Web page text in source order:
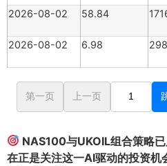
2026-08-02
58.84
2026-08-02
6.98
第一页 上一页
NAS100与UKOIL组合策略
在正是关注这一AI驱动的投资机